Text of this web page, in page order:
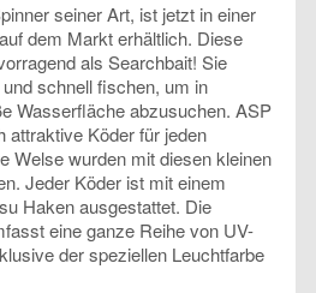
seiner Art, ist jetzt in einer
dem Markt erhältlich. Diese
als Searchbait! Sie
schnell fischen, um in
Wasserfläche abzusuchen. ASP
attraktive Köder für jeden
Welse wurden mit diesen kleinen
Jeder Köder ist mit einem
Haken ausgestattet. Die
eine ganze Reihe von UV-
der speziellen Leuchtfarbe